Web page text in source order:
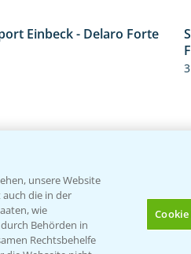
Einbeck - Delaro Forte
Raden -
unsere Website
die in der
wie
Behörden in
Rechtsbehelfe